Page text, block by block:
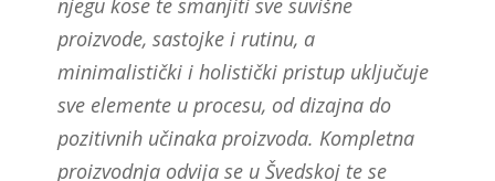
proizvode, sastojke i rutinu, a
minimalistički i holistički pristup uključuje
sve elemente u procesu, od dizajna do
pozitivnih učinaka proizvoda. Kompletna
proizvodnja odvija se u Švedskoj te se